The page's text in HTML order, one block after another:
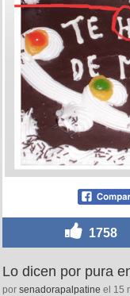
1758
Lo dicen por pura
por senadorapalpatine el 15